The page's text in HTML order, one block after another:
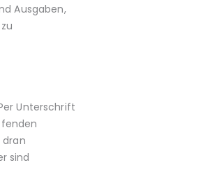
Ausgaben,
Unterschrift
sind